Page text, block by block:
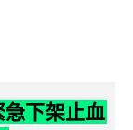
下架止血